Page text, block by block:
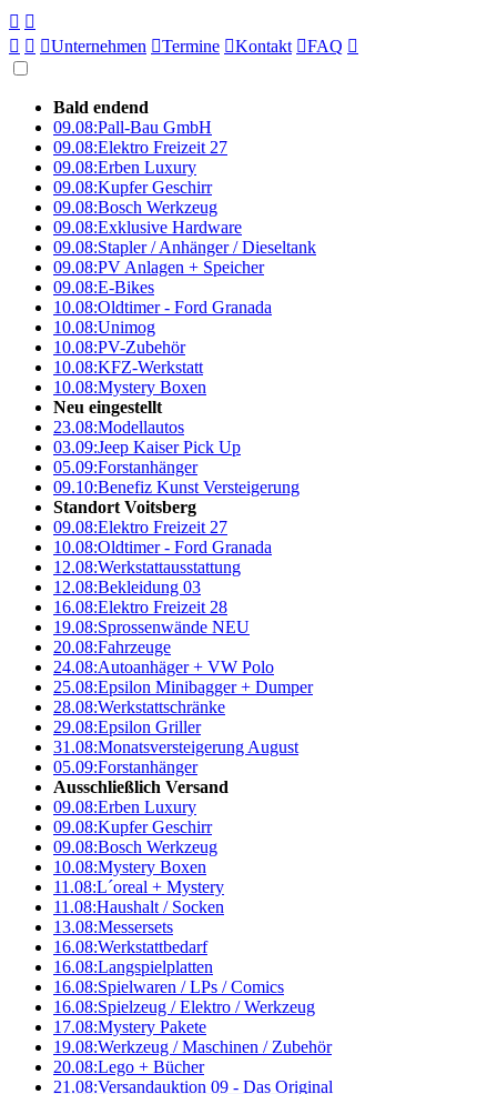
 
  Unternehmen Termine Kontakt FAQ 
Bald endend
09.08:Pall-Bau GmbH
09.08:Elektro Freizeit 27
09.08:Erben Luxury
09.08:Kupfer Geschirr
09.08:Bosch Werkzeug
09.08:Exklusive Hardware
09.08:Stapler / Anhänger / Dieseltank
09.08:PV Anlagen + Speicher
09.08:E-Bikes
10.08:Oldtimer - Ford Granada
10.08:Unimog
10.08:PV-Zubehör
10.08:KFZ-Werkstatt
10.08:Mystery Boxen
Neu eingestellt
23.08:Modellautos
03.09:Jeep Kaiser Pick Up
05.09:Forstanhänger
09.10:Benefiz Kunst Versteigerung
Standort Voitsberg
09.08:Elektro Freizeit 27
10.08:Oldtimer - Ford Granada
12.08:Werkstattausstattung
12.08:Bekleidung 03
16.08:Elektro Freizeit 28
19.08:Sprossenwände NEU
20.08:Fahrzeuge
24.08:Autoanhäger + VW Polo
25.08:Epsilon Minibagger + Dumper
28.08:Werkstattschränke
29.08:Epsilon Griller
31.08:Monatsversteigerung August
05.09:Forstanhänger
Ausschließlich Versand
09.08:Erben Luxury
09.08:Kupfer Geschirr
09.08:Bosch Werkzeug
10.08:Mystery Boxen
11.08:L´oreal + Mystery
11.08:Haushalt / Socken
13.08:Messersets
16.08:Werkstattbedarf
16.08:Langspielplatten
16.08:Spielwaren / LPs / Comics
16.08:Spielzeug / Elektro / Werkzeug
17.08:Mystery Pakete
19.08:Werkzeug / Maschinen / Zubehör
20.08:Lego + Bücher
21.08:Versandauktion 09 - Das Original